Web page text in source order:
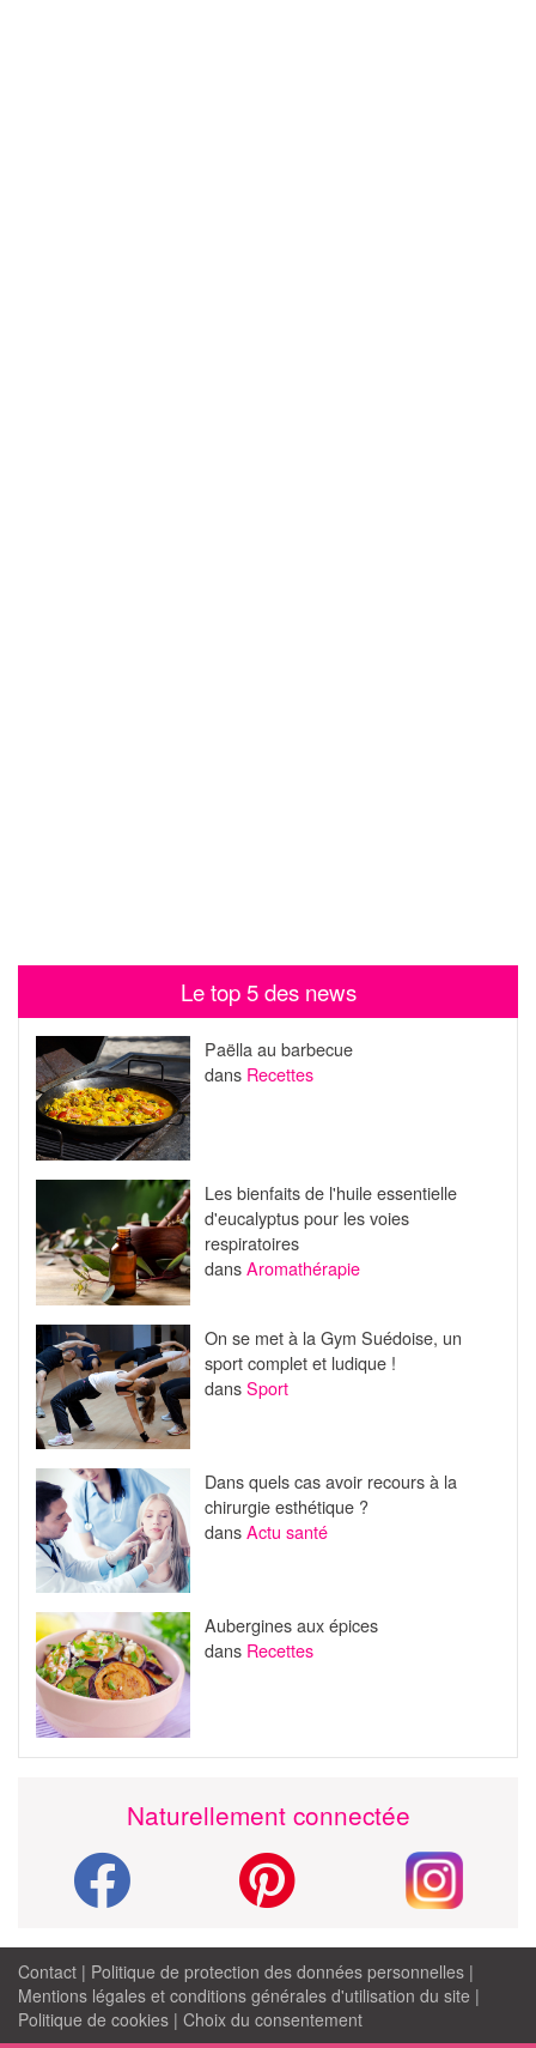
Le top 5 des news
Paëlla au barbecue
dans Recettes
Les bienfaits de l'huile essentielle
d'eucalyptus pour les voies
respiratoires
dansAromathérapie
On se met à la Gym Suédoise, un
sport complet et ludique !
dansSport
Dans quels cas avoir recours à la
chirurgie esthétique ?
dansActu santé
Aubergines aux épices
dans Recettes
Naturellement connectée
Contact | Politique de protection des données personnelles |
Mentions légales et conditions générales d'utilisation du site |
Politique de cookies | Choix du consentement